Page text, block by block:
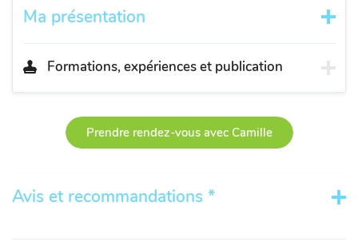
Ma présentation
Formations, expériences et publication
Prendre rendez-vous avec Camille
Avis et recommandations *